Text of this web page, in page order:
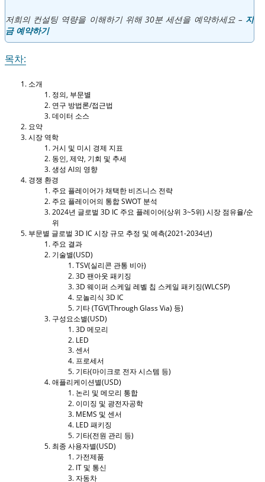
저희의 컨설팅 역량을 이해하기 위해 30분 세션을 예약하세요 – 지
금 예약하기
목차:
소개
정의, 부문별
연구 방법론/접근법
데이터 소스
요약
시장 역학
거시 및 미시 경제 지표
동인, 제약, 기회 및 추세
생성 AI의 영향
경쟁 환경
주요 플레이어가 채택한 비즈니스 전략
주요 플레이어의 통합 SWOT 분석
2024년 글로벌 3D IC 주요 플레이어(상위 3~5위) 시장 점유율/순
위
부문별 글로벌 3D IC 시장 규모 추정 및 예측(2021-2034년)
주요 결과
기술별(USD)
TSV(실리콘 관통 비아)
3D 팬아웃 패키징
3D 웨이퍼 스케일 레벨 칩 스케일 패키징(WLCSP)
모놀리식 3D IC
기타 (TGV(Through Glass Via) 등)
구성요소별(USD)
3D 메모리
LED
센서
프로세서
기타(마이크로 전자 시스템 등)
애플리케이션별(USD)
논리 및 메모리 통합
이미징 및 광전자공학
MEMS 및 센서
LED 패키징
기타(전원 관리 등)
최종 사용자별(USD)
가전제품
IT 및 통신
자동차